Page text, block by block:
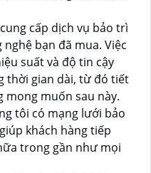
cấp dịch vụ bảo trì
bạn đã mua. Việc
suất và độ tin cậy
thời gian dài, từ đó tiết
mong muốn sau này.
tôi có mạng lưới bảo
khách hàng tiếp
trong gần như mọi